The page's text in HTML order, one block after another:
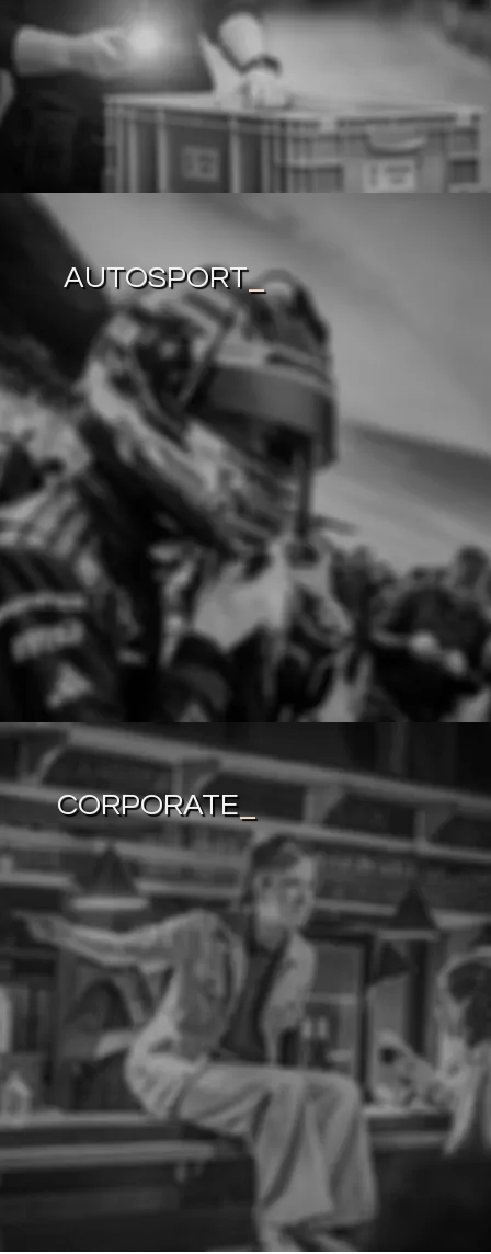
AUTOSPORT_
CORPORATE_